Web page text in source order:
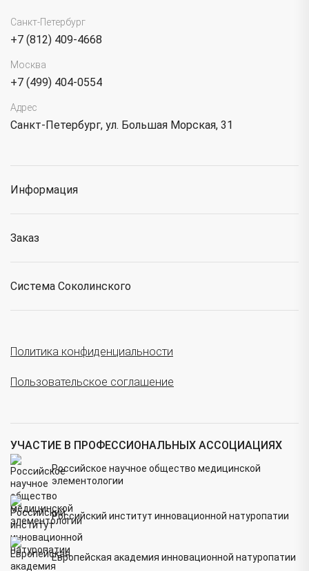
Санкт-Петербург
+7 (812) 409-4668
Москва
+7 (499) 404-0554
Адрес
Санкт-Петербург, ул. Большая Морская, 31
Информация
Заказ
Система Соколинского
Политика конфиденциальности
Пользовательское соглашение
УЧАСТИЕ В ПРОФЕССИОНАЛЬНЫХ АССОЦИАЦИЯХ
Российское научное общество медицинской
элементологии
Российский институт инновационной натуропатии
Европейская академия инновационной натуропатии